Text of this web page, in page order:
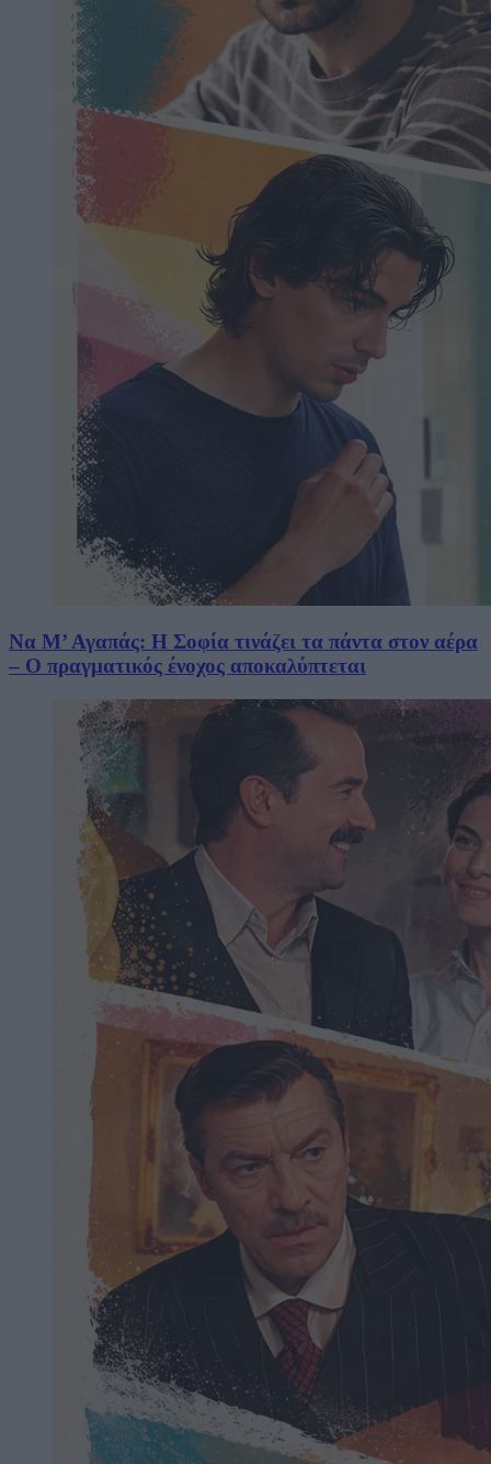
Να Μ’ Αγαπάς: Η Σοφία τινάζει τα πάντα στον αέρα
– Ο πραγματικός ένοχος αποκαλύπτεται